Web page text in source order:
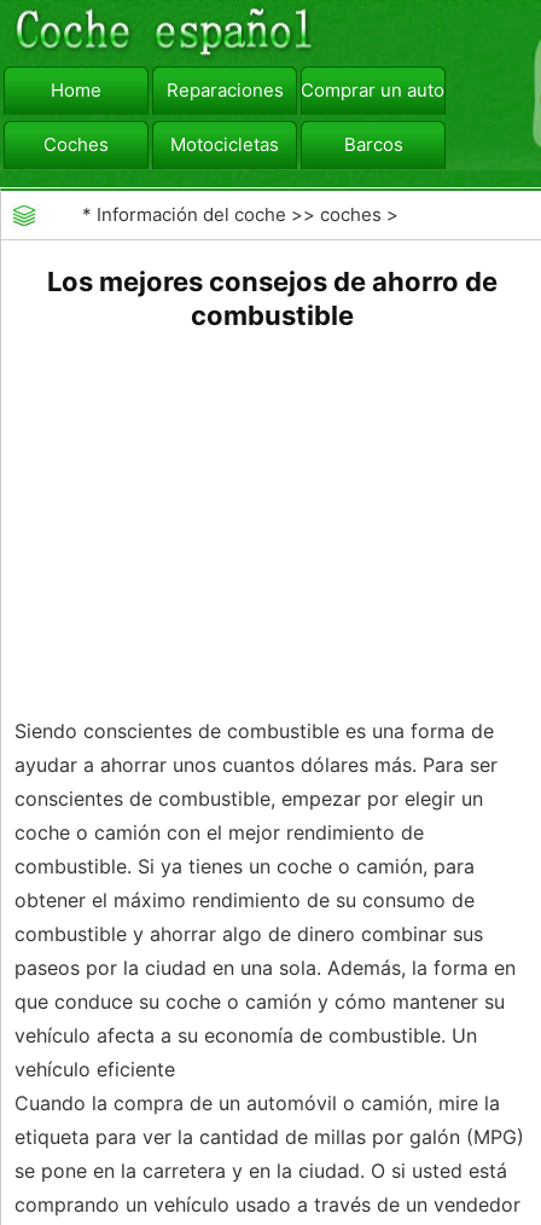
Home Reparaciones Comprar un automóvil
Coches Motocicletas Barcos
viajar Camiones
* Información del coche >>coches >
coches General
Los mejores consejos de ahorro de
combustible
Siendo conscientes de combustible es una forma de
ayudar a ahorrar unos cuantos dólares más. Para ser
conscientes de combustible, empezar por elegir un
coche o camión con el mejor rendimiento de
combustible. Si ya tienes un coche o camión, para
obtener el máximo rendimiento de su consumo de
combustible y ahorrar algo de dinero combinar sus
paseos por la ciudad en una sola. Además, la forma en
que conduce su coche o camión y cómo mantener su
vehículo afecta a su economía de combustible. Un
vehículo eficiente
Cuando la compra de un automóvil o camión, mire la
etiqueta para ver la cantidad de millas por galón (MPG)
se pone en la carretera y en la ciudad. O si usted está
comprando un vehículo usado a través de un vendedor